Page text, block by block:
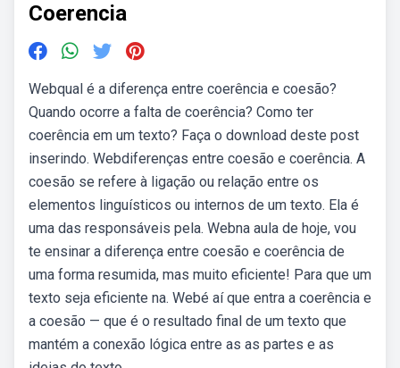
Coerencia
Webqual é a diferença entre coerência e coesão?
Quando ocorre a falta de coerência? Como ter
coerência em um texto? Faça o download deste post
inserindo. Webdiferenças entre coesão e coerência. A
coesão se refere à ligação ou relação entre os
elementos linguísticos ou internos de um texto. Ela é
uma das responsáveis pela. Webna aula de hoje, vou
te ensinar a diferença entre coesão e coerência de
uma forma resumida, mas muito eficiente! Para que um
texto seja eficiente na. Webé aí que entra a coerência e
a coesão — que é o resultado final de um texto que
mantém a conexão lógica entre as as partes e as